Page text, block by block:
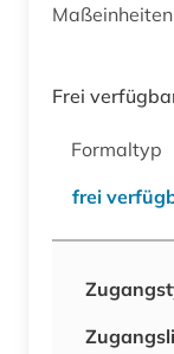
Frei
Formaltyp
frei